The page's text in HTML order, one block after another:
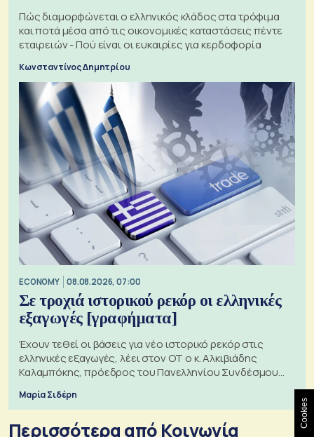
Πώς διαμορφώνεται ο ελληνικός κλάδος στα τρόφιμα
και ποτά μέσα από τις οικονομικές καταστάσεις πέντε
εταιρειών - Πού είναι οι ευκαιρίες για κερδοφορία
Κωνσταντίνος Δημητρίου
ECONOMY 08.08.2026, 07:00
Σε τροχιά ιστορικού ρεκόρ οι ελληνικές
εξαγωγές [γραφήματα]
Έχουν τεθεί οι βάσεις για νέο ιστορικό ρεκόρ στις
ελληνικές εξαγωγές, λέει στον ΟΤ ο κ. Αλκιβιάδης
Καλαμπόκης, πρόεδρος του Πανελληνίου Συνδέσμου
Μαρία Σιδέρη
Περισσότερα από Κοινωνία
Cookies